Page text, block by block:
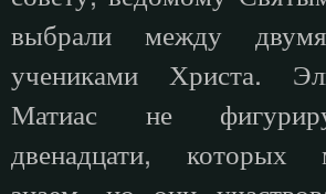
выбрали между
учениками Христа.
Матиас не
двенадцати,